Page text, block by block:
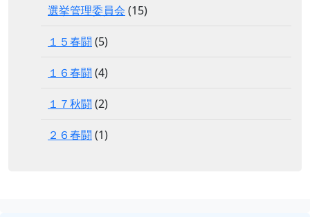
選挙管理委員会 (15)
１５春闘 (5)
１６春闘 (4)
１７秋闘 (2)
２６春闘 (1)